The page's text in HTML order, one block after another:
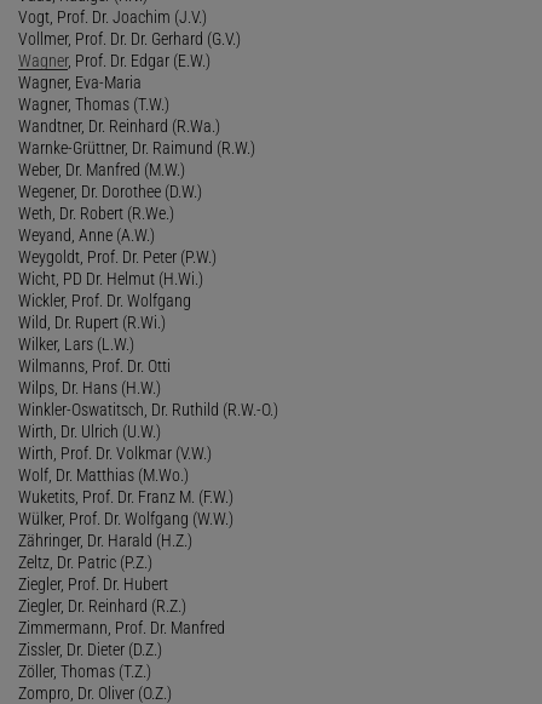
Vogt, Prof. Dr. Joachim (J.V.)
Vollmer, Prof. Dr. Dr. Gerhard (G.V.)
Wagner, Prof. Dr. Edgar (E.W.)
Wagner, Eva-Maria
Wagner, Thomas (T.W.)
Wandtner, Dr. Reinhard (R.Wa.)
Warnke-Grüttner, Dr. Raimund (R.W.)
Weber, Dr. Manfred (M.W.)
Wegener, Dr. Dorothee (D.W.)
Weth, Dr. Robert (R.We.)
Weyand, Anne (A.W.)
Weygoldt, Prof. Dr. Peter (P.W.)
Wicht, PD Dr. Helmut (H.Wi.)
Wickler, Prof. Dr. Wolfgang
Wild, Dr. Rupert (R.Wi.)
Wilker, Lars (L.W.)
Wilmanns, Prof. Dr. Otti
Wilps, Dr. Hans (H.W.)
Winkler-Oswatitsch, Dr. Ruthild (R.W.-O.)
Wirth, Dr. Ulrich (U.W.)
Wirth, Prof. Dr. Volkmar (V.W.)
Wolf, Dr. Matthias (M.Wo.)
Wuketits, Prof. Dr. Franz M. (F.W.)
Wülker, Prof. Dr. Wolfgang (W.W.)
Zähringer, Dr. Harald (H.Z.)
Zeltz, Dr. Patric (P.Z.)
Ziegler, Prof. Dr. Hubert
Ziegler, Dr. Reinhard (R.Z.)
Zimmermann, Prof. Dr. Manfred
Zissler, Dr. Dieter (D.Z.)
Zöller, Thomas (T.Z.)
Zompro, Dr. Oliver (O.Z.)